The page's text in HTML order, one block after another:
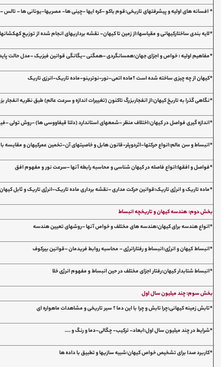
* افسانه های اولیه و پیشرفتهای تاریخی:قوم باکو –کره ایها –چینی ها- مصریها-یونانی ها – تالس
*لایه بندی ساختارکیهانی و مقیاسها:از زمین تا کیهان- نقشه برداریهای انجام شده از توزیع
*مفاهیم اولیه : خواص و اجزای جهان:همسانگردی –همگنی –یگانگی قوانین فیزیک –مدل حالت
*کیهان از چه چیزی ساخته شده است ؟ماده اتمی-نور-نوترینو-ماده تاریک-انرزی تاریک
*نگاهی گذرا به تاریخ کیهان:از انفجاربزرگ تاکنون (تغییرات اندازه و سرعت عالم) طبق نظریه انفجار
*اندازه گیری فواصل در کیهان:اختلاف منظر –شمعهای استاندارد (دلتا قیفاووسی ها) –روش
*انبساط و سن عالم:انواع حرکتها-اثردوپلر-قانون هابل و خاصیتهای آن-تخمین عمرکیهان و مقایسه
*فواصل و افقها:انواع فاصله در کیهان شناسی و محاسبه رابطه آنها –سرعت نور و مفهوم افق
*ماده تاریک و انرژی تاریک:قوانین حرکت مداری –نقشه برداری ماده تاریک-انرژی تاریک و ثابل
بخش دوم: هندسه کیهان و تاریخچه انبساط
*انواع هندسه برای کیهان:هندسه های مختلف و خواص آنها –روشهای تعیین هندسه
*انبساط کیهان و انرژی:انبساط و رفتارانرژی – محاسبه روابط فریدمان –قوانین بیرکوف
*انبساط شتابدار کیهان:رفتار اجزای مختلف در حین انبساط و مفهوم انرژی خلا
بخش سوم: چند میلیون سال اول
*تابش زمینه کیهانی:چرا تابش و چرا با این دما ؟ سیر تاریخی و مشاهدات ماهواره ای
*شرایط در چند میلیون سال اول:ابعاد- ترکیب- چگالی-دما و رنگ و ....
*کاربرد صدا برای تشخیص خواص کیهان:شبیه سازیها و تطبیق با داده ها